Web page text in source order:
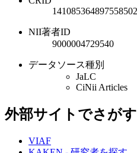
NII著者ID
9000004729540
データソース種別
JaLC
CiNii Articles
外部サイトでさがす
VIAF